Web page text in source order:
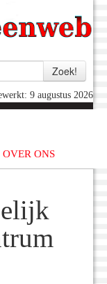
9 augustus 2026
OVER ONS